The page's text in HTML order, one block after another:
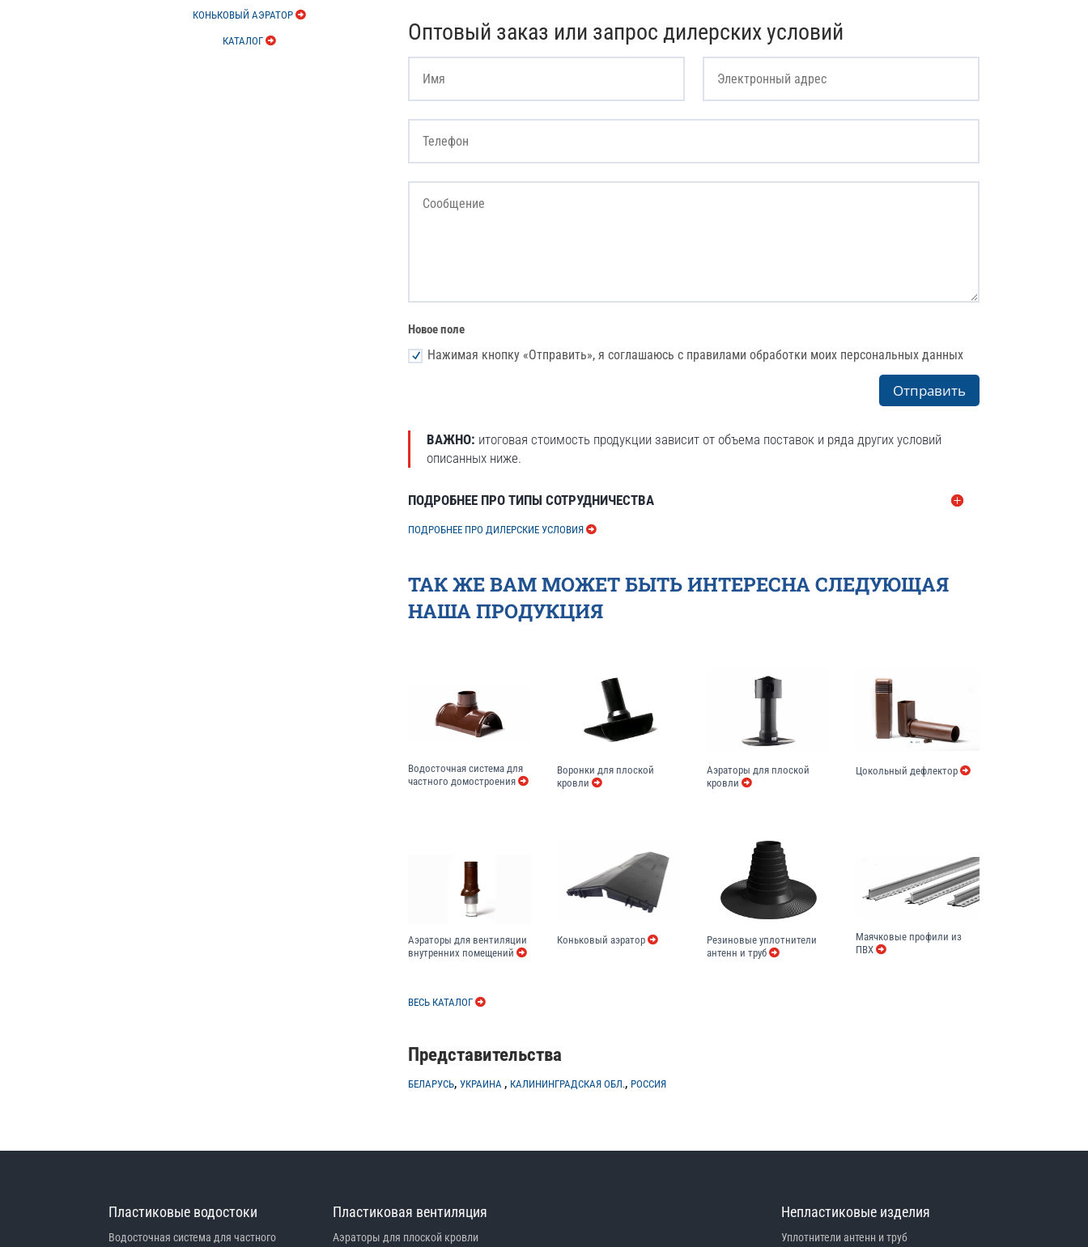
КОНЬКОВЫЙ АЭРАТОР
КАТАЛОГ Оптовый заказ или запрос дилерских условий
Новое поле
Нажимая кнопку «Отправить», я соглашаюсь с правилами обработки моих персональных данных
Отправить
ВАЖНО: итоговая стоимость продукции зависит от объема поставок и ряда других условий
описанных ниже.
ПОДРОБНЕЕ ПРО ТИПЫ СОТРУДНИЧЕСТВА
ПОДРОБНЕЕ ПРО ДИЛЕРСКИЕ УСЛОВИЯ
ТАК ЖЕ ВАМ МОЖЕТ БЫТЬ ИНТЕРЕСНА СЛЕДУЮЩАЯ
НАША ПРОДУКЦИЯ
Водосточная система для
частного домостроения
Воронки для плоской
кровли
Аэраторы для плоской
кровли
Цокольный дефлектор
Аэраторы для вентиляции
внутренних помещений
Коньковый аэратор
Резиновые уплотнители
антенн и труб
Маячковые профили из
ПВХ
ВЕСЬ КАТАЛОГ
Представительства
БЕЛАРУСЬ, УКРАИНА , КАЛИНИНГРАДСКАЯ ОБЛ., РОССИЯ
Пластиковые водостоки
Водосточная система для частного
Пластиковая вентиляция
Аэраторы для плоской кровли
Непластиковые изделия
Уплотнители антенн и труб